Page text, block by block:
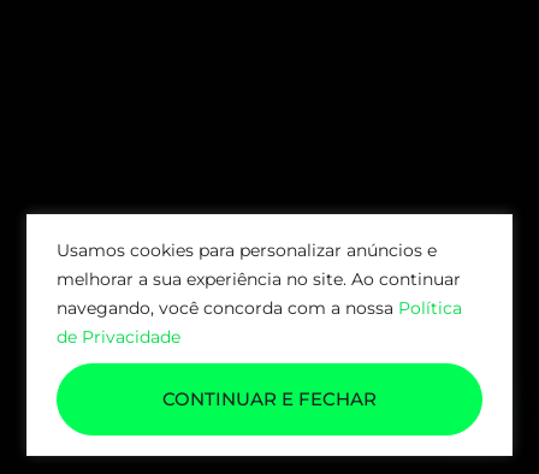
Usamos cookies para personalizar anúncios e
melhorar a sua experiência no site. Ao continuar
navegando, você concorda com a nossa Política
de Privacidade
CONTINUAR E FECHAR